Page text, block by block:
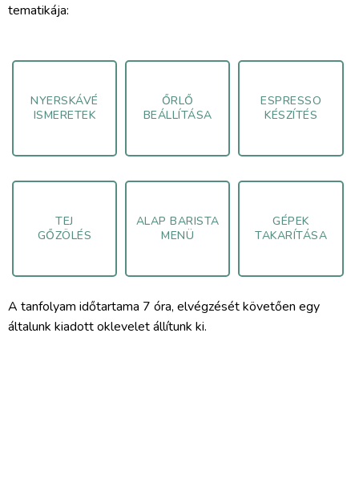
tematikája:
NYERSKÁVÉ
ISMERETEK
TEJ
GŐZÖLÉS
ŐRLŐ
BEÁLLÍTÁSA
ALAP BARISTA
MENÜ
ESPRESSO
KÉSZÍTÉS
GÉPEK
TAKARÍTÁSA
A tanfolyam időtartama 7 óra, elvégzését követően egy
általunk kiadott oklevelet állítunk ki.